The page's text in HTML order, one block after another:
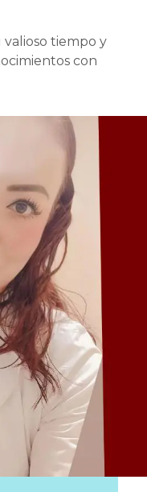
valioso tiempo y
con